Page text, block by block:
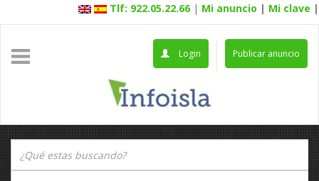
Tlf: 922.05.22.66 | Mi anuncio | Mi clave |
Publicar anuncio
Login